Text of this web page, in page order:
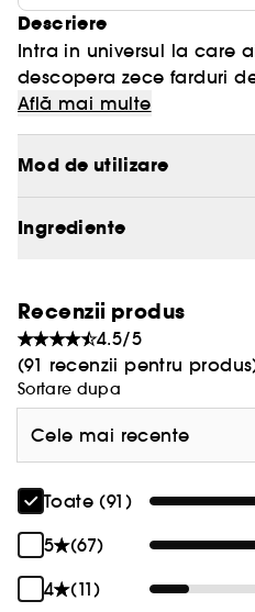
Descriere
Intra in universul la care
descopera zece farduri
dezvaluie 6 finish-uri
Lanseaza-te intr-o
acestor 10 nuante
luminoase la nuante roz
de bronz auriu cu
catifelate, nuante irizate
Află mai multe
Mod de utilizare
Ingrediente
Recenzii produs
4.5/5
(91 recenzii pentru
Sortare dupa
Cele mai recente
Toate (91)
5
(67)
4
(11)